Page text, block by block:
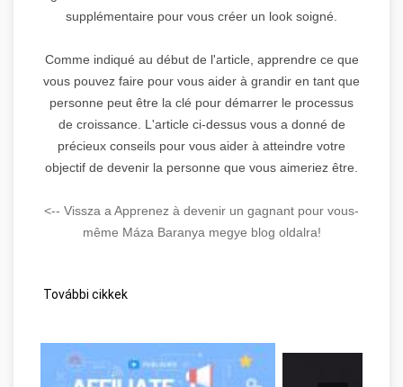
supplémentaire pour vous créer un look soigné.
Comme indiqué au début de l'article, apprendre ce que
vous pouvez faire pour vous aider à grandir en tant que
personne peut être la clé pour démarrer le processus
de croissance. L'article ci-dessus vous a donné de
précieux conseils pour vous aider à atteindre votre
objectif de devenir la personne que vous aimeriez être.
<-- Vissza a Apprenez à devenir un gagnant pour vous-
même Máza Baranya megye blog oldalra!
További cikkek